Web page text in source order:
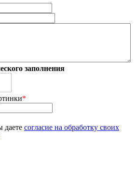
заполнения
*
даете согласие на обработку своих